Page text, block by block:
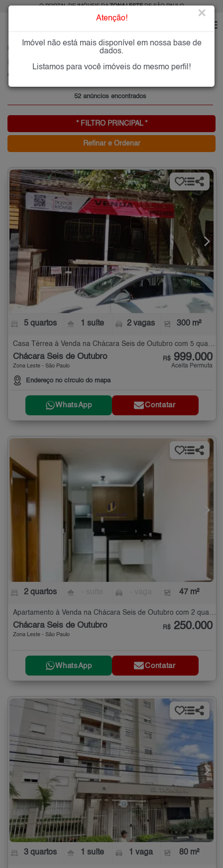
O PORTAL DE IMÓVEIS DAZONA LESTEDE SÃO PAULO
CHÁCARA SEIS DE OUTUBRO
Chácara Seis de Outubro, Zona Leste
52 anúncios encontrados
* FILTRO PRINCIPAL *
Refinar e Ordenar
5 quartos 1 suíte 2 vagas 300 m²
Chácara Seis de Outubro
Zona Leste - São Paulo
Endereço no círculo do mapa
R$ 999.000
Aceita Permuta
WhatsApp Contatar
2 quartos 47 m²
Chácara Seis de Outubro
Zona Leste - São Paulo
R$ 250.000
WhatsApp Contatar
3 quartos 1 suíte 1 vaga 80 m²
Atenção! ×
Imóvel não está mais disponível em nossa base de
dados.
Listamos para você imóveis do mesmo perfil!